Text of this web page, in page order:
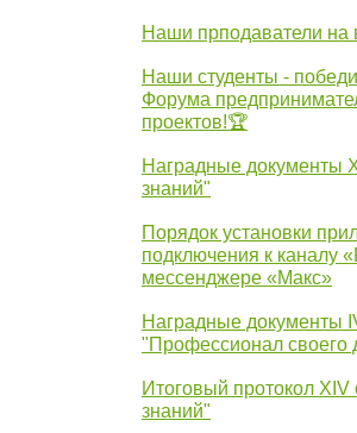
Наши прподаватели
Наши студенты -
Форума
проектов!🏆
Наградные документы
знаний"
Порядок установки
подключения к каналу
мессенджере «Макс»
Наградные документы
"Профессионал своего
Итоговый протокол
знаний"